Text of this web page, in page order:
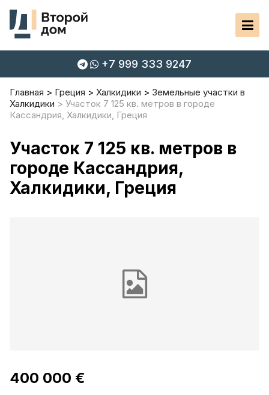
+7 999 333 9247
Главная Греция Халкидики
Земельные участки в
Халкидики
Участок 7 125 кв. метров в городе
Кассандрия, Халкидики, Греция
Участок 7 125 кв. метров в
городе Кассандрия,
Халкидики, Греция
400 000 €